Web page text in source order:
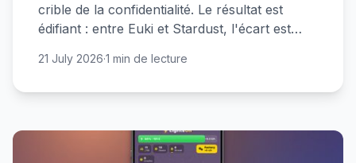
crible de la confidentialité. Le résultat est
édifiant : entre Euki et Stardust, l'écart est
21 July 2026·1 min de lecture